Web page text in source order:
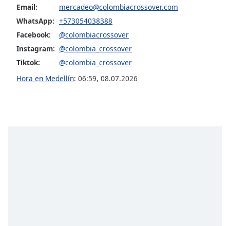
Email:
mercadeo@colombiacrossover.com
WhatsApp: +573054038388
Facebook:
@colombiacrossover
Instagram: @colombia_crossover
Tiktok:
@colombia_crossover
Hora en Medellín: 06:59, 08.07.2026